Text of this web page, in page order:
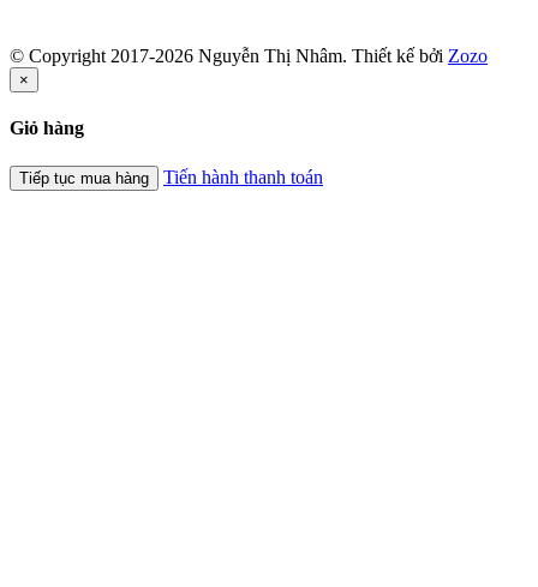
© Copyright 2017-2026 Nguyễn Thị Nhâm. Thiết kế bởi Zozo
×
Giỏ hàng
Tiếp tục mua hàng Tiến hành thanh toán